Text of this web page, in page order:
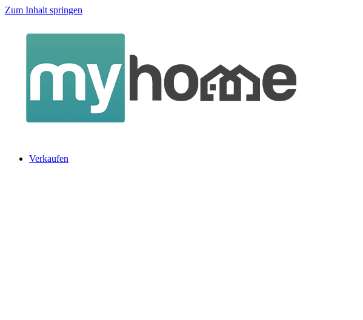
Zum Inhalt springen
Verkaufen